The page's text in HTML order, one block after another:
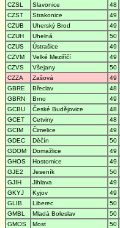
CZSL
Slavonice 48
CZST
Strakonice 49
CZUB
Uherský Brod 49
CZUH
Uhelná 50
CZUS
Ústrašice 49
CZVM
Velké Meziříčí 49
CZVS
Všejany 50
CZZA
Zašová 49
GBRE
Břeclav 48
GBRN
Brno 49
GCBU
České Budějovice 48
GCET
Cetviny 48
GCIM
Čimelice 49
GDEC
Děčín 50
GDOM
Domažlice 49
GHOS
Hostomice 49
GJE2
Jeseník 50
GJIH
Jihlava 49
GKYJ
Kyjov 49
GLIB
Liberec 50
GMBL
Mladá Boleslav 50
GMOS
Most 50